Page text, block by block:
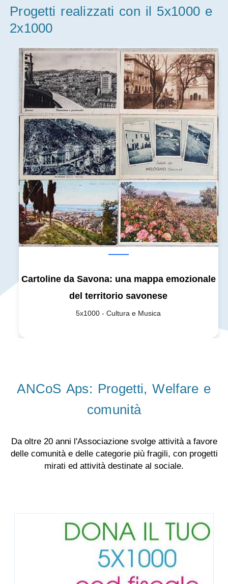
Progetti realizzati con il 5x1000 e
2x1000
Cartoline da Savona: una mappa emozionale
del territorio savonese
5x1000 - Cultura e Musica
ANCoS Aps: Progetti, Welfare e
comunità
Da oltre 20 anni l'Associazione svolge attività a favore
delle comunità e delle categorie più fragili, con progetti
mirati ed attività destinate al sociale.